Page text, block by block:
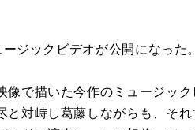
ジックビデオが公開になった。
像で描いた今作のミュージッ
と対峙し葛藤しながらも、そ